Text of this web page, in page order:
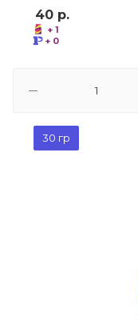
40 р.
+ 1
+ 0
30 гр